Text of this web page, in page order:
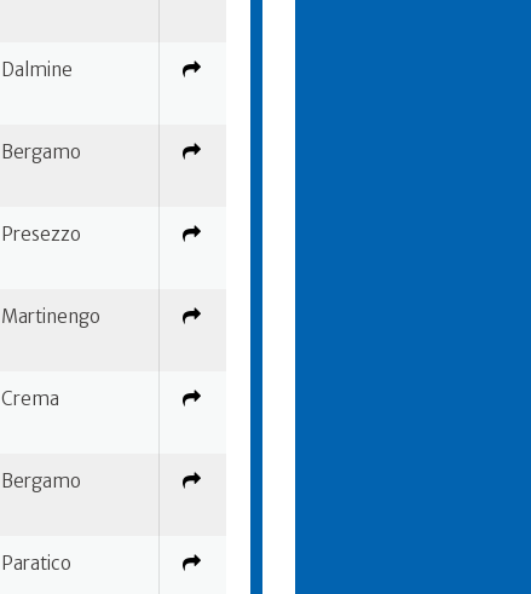
Dalmine
Bergamo
Presezzo
Martinengo
Crema
Bergamo
Paratico